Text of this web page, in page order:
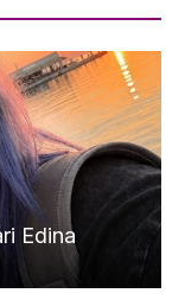
Edina